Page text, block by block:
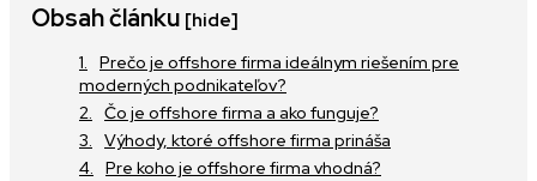
Obsah článku [hide]
Prečo je offshore firma ideálnym riešením pre
moderných podnikateľov?
Čo je offshore firma a ako funguje?
Výhody, ktoré offshore firma prináša
Pre koho je offshore firma vhodná?